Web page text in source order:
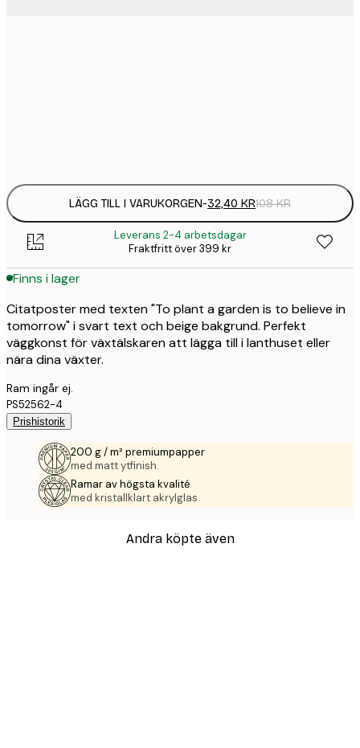
LÄGG TILL I VARUKORGEN-32,40 KR108 KR
Leverans 2-4 arbetsdagar
Fraktfritt över 399 kr
Finns i lager
Citatposter med texten "To plant a garden is to believe in
tomorrow" i svart text och beige bakgrund. Perfekt
väggkonst för växtälskaren att lägga till i lanthuset eller
nära dina växter.
Ram ingår ej.
PS52562-4
Prishistorik
200 g / m² premiumpapper
med matt ytfinish.
Ramar av högsta kvalité
med kristallklart akrylglas.
Andra köpte även